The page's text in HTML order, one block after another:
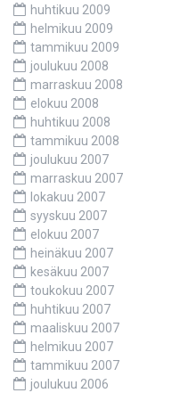
huhtikuu 2009
helmikuu 2009
tammikuu 2009
joulukuu 2008
marraskuu 2008
elokuu 2008
huhtikuu 2008
tammikuu 2008
joulukuu 2007
marraskuu 2007
lokakuu 2007
syyskuu 2007
elokuu 2007
heinäkuu 2007
kesäkuu 2007
toukokuu 2007
huhtikuu 2007
maaliskuu 2007
helmikuu 2007
tammikuu 2007
joulukuu 2006